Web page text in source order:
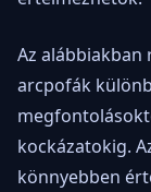
Az alábbiakban
arcpofák
kockázatokig.
könnyebben